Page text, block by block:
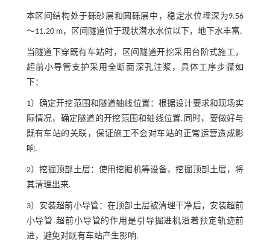
本区间结构处于砾砂层和圆砾层中，稳定水位埋深为9.56
～11.20 m，区间隧道位于现状潜水水位以下，地下水丰富.
当隧道下穿既有车站时，区间隧道开挖采用台阶式施工，
超前小导管支护采用全断面深孔注浆，具体工序步骤如
下：
1）确定开挖范围和隧道轴线位置：根据设计要求和现场实
际情况，确定隧道的开挖范围和轴线位置.同时，要做好与
既有车站的关联，保证施工不会对车站的正常运营造成影
响.
2）挖掘顶部土层：使用挖掘机等设备，挖掘顶部土层，将
其清理出来.
3）安装超前小导管：在顶部土层被清理干净后，安装超前
小导管.超前小导管的作用是引导掘进机沿着预定轨迹前
进，避免对既有车站产生影响.